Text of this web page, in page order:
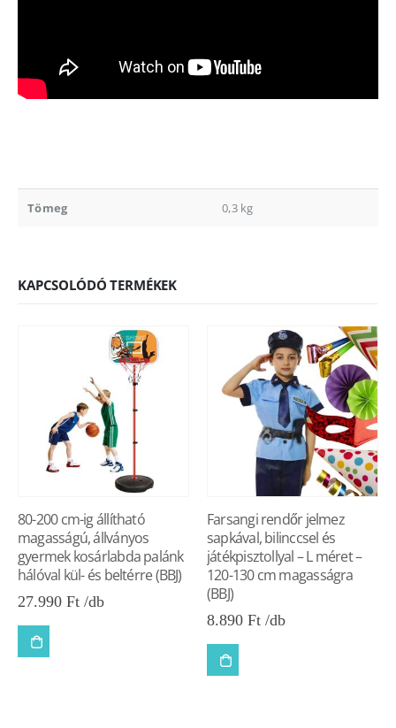
Tömeg 0,3 kg
KAPCSOLÓDÓ TERMÉKEK
80-200 cm-ig állítható
magasságú, állványos
gyermek kosárlabda palánk
hálóval kül- és beltérre (BBJ)
27.990 Ft
Farsangi rendőr jelmez
sapkával, bilinccsel és
játékpisztollyal – L méret –
120-130 cm magasságra
(BBJ)
8.890 Ft